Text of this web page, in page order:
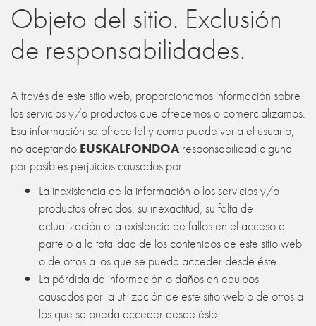
Objeto del sitio. Exclusión
de responsabilidades.
A través de este sitio web, proporcionamos información sobre
los servicios y/o productos que ofrecemos o comercializamos.
Esa información se ofrece tal y como puede verla el usuario,
no aceptando EUSKALFONDOA responsabilidad alguna
por posibles perjuicios causados por
La inexistencia de la información o los servicios y/o
productos ofrecidos, su inexactitud, su falta de
actualización o la existencia de fallos en el acceso a
parte o a la totalidad de los contenidos de este sitio web
o de otros a los que se pueda acceder desde éste.
La pérdida de información o daños en equipos
causados por la utilización de este sitio web o de otros a
los que se pueda acceder desde éste.